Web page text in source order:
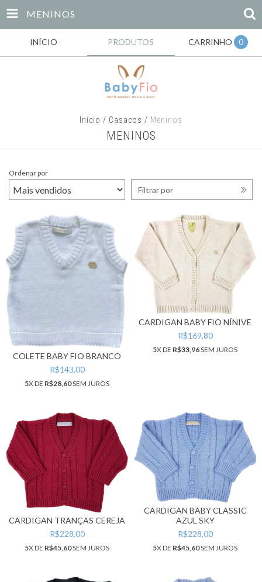
MENINOS
INÍCIO PRODUTOS CARRINHO 0
Início / Casacos / Meninos
MENINOS
Ordenar por
Filtrar por
COLETE BABY FIO BRANCO
R$143,00
5X DE R$28,60SEM JUROS
CARDIGAN BABY FIO NÍNIVE
R$169,80
5X DE R$33,96SEM JUROS
CARDIGAN TRANÇAS CEREJA
R$228,00
5X DE R$45,60SEM JUROS
CARDIGAN BABY CLASSIC
AZUL SKY
R$228,00
5X DE R$45,60SEM JUROS